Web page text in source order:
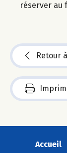
réserver au
Retour
Accueil